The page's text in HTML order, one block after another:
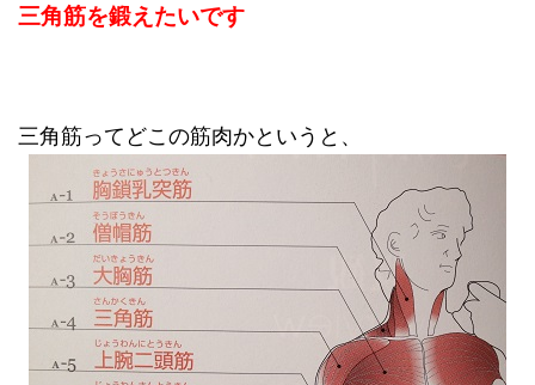
三角筋を鍛えたいです
三角筋ってどこの筋肉かというと、